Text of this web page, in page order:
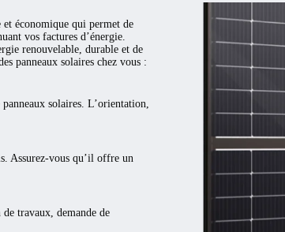
et économique qui permet de
vos factures d’énergie.
renouvelable, durable et de
panneaux solaires chez vous :
solaires. L’orientation,
Assurez-vous qu’il offre un
travaux, demande de